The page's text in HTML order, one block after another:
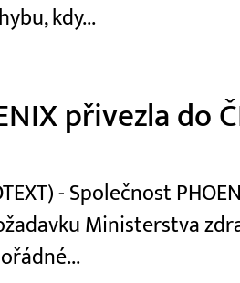
kdy...
přivezla do
- Společnost
Ministerstva